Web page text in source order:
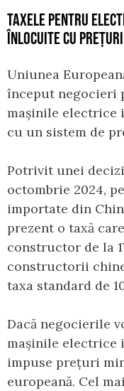
TAXELE PENTRU
ÎNLOCUITE CU
Uniunea
început negocieri
mașinile electrice
cu un sistem de
Potrivit unei
octombrie 2024,
importate din
prezent o taxă
constructor de la
constructorii
taxa standard de
Dacă negocierile
mașinile electrice
impuse prețuri
europeană. Cel